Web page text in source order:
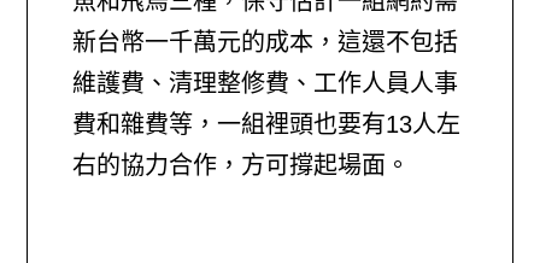
新台幣一千萬元的成本，這還不包括
維護費、清理整修費、工作人員人事
費和雜費等，一組裡頭也要有13人左
右的協力合作，方可撐起場面。